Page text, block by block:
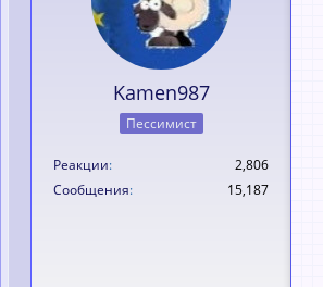
Kamen987
Пессимист
Реакции
2,806
Сообщения
15,187